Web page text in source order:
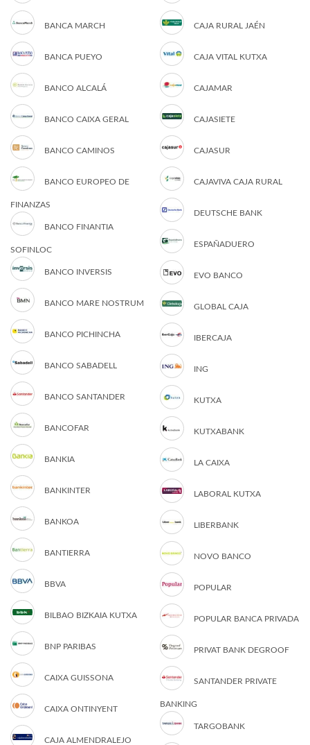
BANCA MARCH
BANCA PUEYO
BANCO ALCALÁ
BANCO CAIXA GERAL
BANCO CAMINOS
BANCO EUROPEO DE
FINANZAS
BANCO FINANTIA
SOFINLOC
BANCO INVERSIS
BANCO MARE NOSTRUM
BANCO PICHINCHA
BANCO SABADELL
BANCO SANTANDER
BANCOFAR
BANKIA
BANKINTER
BANKOA
BANTIERRA
BBVA
BILBAO BIZKAIA KUTXA
BNP PARIBAS
CAIXA GUISSONA
CAIXA ONTINYENT
CAJA ALMENDRALEJO
CAJA RURAL JAÉN
CAJA VITAL KUTXA
CAJAMAR
CAJASIETE
CAJASUR
CAJAVIVA CAJA RURAL
DEUTSCHE BANK
ESPAÑADUERO
EVO BANCO
GLOBAL CAJA
IBERCAJA
ING
KUTXA
KUTXABANK
LA CAIXA
LABORAL KUTXA
LIBERBANK
NOVO BANCO
POPULAR
POPULAR BANCA PRIVADA
PRIVAT BANK DEGROOF
SANTANDER PRIVATE
BANKING
TARGOBANK